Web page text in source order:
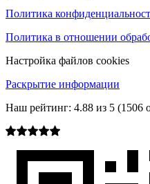
Политика
Политика в отношении
Настройка файлов cookies
Раскрытие информации
Наш рейтинг: 4.88 из 5 (1506